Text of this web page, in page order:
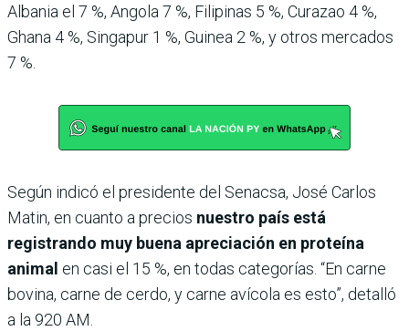
Albania el 7 %, Angola 7 %, Filipinas 5 %, Curazao 4 %,
Ghana 4 %, Singapur 1 %, Guinea 2 %, y otros mercados
7 %.
Según indicó el presidente del Senacsa, José Carlos
Matin, en cuanto a precios nuestro país está
registrando muy buena apreciación en proteína
animal en casi el 15 %, en todas categorías. “En carne
bovina, carne de cerdo, y carne avícola es esto”, detalló
a la 920 AM.